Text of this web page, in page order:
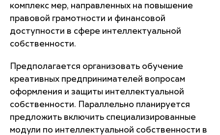
комплекс мер, направленных на повышение
правовой грамотности и финансовой
доступности в сфере интеллектуальной
собственности.
Предполагается организовать обучение
креативных предпринимателей вопросам
оформления и защиты интеллектуальной
собственности. Параллельно планируется
предложить включить специализированные
модули по интеллектуальной собственности в